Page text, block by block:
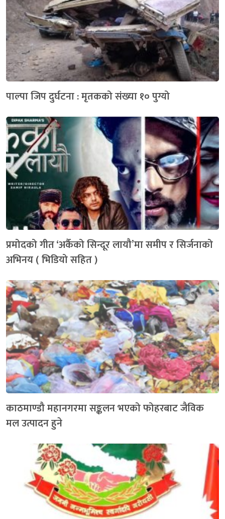
पाल्पा जिप दुर्घटना : मृतकको संख्या १० पुग्यो
प्रमोदको गीत ‘अर्कैको सिन्दूर लायौ’मा समीप र सिर्जनाको
अभिनय ( भिडियो सहित )
काठमाण्डौ महानगरमा सङ्कलन भएको फोहरबाट जैविक
मल उत्पादन हुने